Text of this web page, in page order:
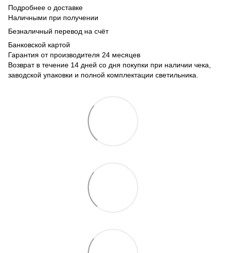
Подробнее о доставке
Наличными при получении
Безналичный перевод на счёт
Банковской картой
Гарантия от производителя 24 месяцев
Возврат в течение 14 дней со дня покупки при наличии чека,
заводской упаковки и полной комплектации светильника.